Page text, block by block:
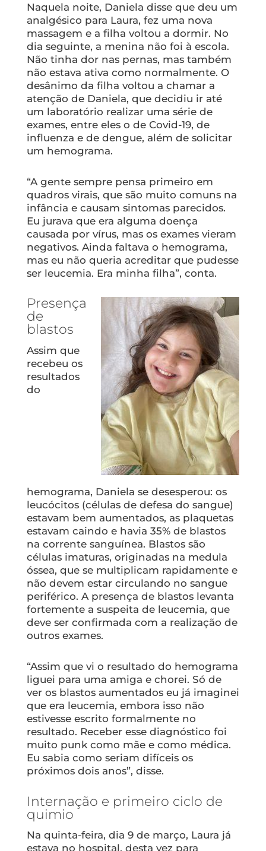
Naquela noite, Daniela disse que deu um
analgésico para Laura, fez uma nova
massagem e a filha voltou a dormir. No
dia seguinte, a menina não foi à escola.
Não tinha dor nas pernas, mas também
não estava ativa como normalmente. O
desânimo da filha voltou a chamar a
atenção de Daniela, que decidiu ir até
um laboratório realizar uma série de
exames, entre eles o de Covid-19, de
influenza e de dengue, além de solicitar
um hemograma.
“A gente sempre pensa primeiro em
quadros virais, que são muito comuns na
infância e causam sintomas parecidos.
Eu jurava que era alguma doença
causada por vírus, mas os exames vieram
negativos. Ainda faltava o hemograma,
mas eu não queria acreditar que pudesse
ser leucemia. Era minha filha”, conta.
Presença
de
blastos
Assim que
recebeu os
resultados
do
hemograma, Daniela se desesperou: os
leucócitos (células de defesa do sangue)
estavam bem aumentados, as plaquetas
estavam caindo e havia 35% de blastos
na corrente sanguínea. Blastos são
células imaturas, originadas na medula
óssea, que se multiplicam rapidamente e
não devem estar circulando no sangue
periférico. A presença de blastos levanta
fortemente a suspeita de leucemia, que
deve ser confirmada com a realização de
outros exames.
“Assim que vi o resultado do hemograma
liguei para uma amiga e chorei. Só de
ver os blastos aumentados eu já imaginei
que era leucemia, embora isso não
estivesse escrito formalmente no
resultado. Receber esse diagnóstico foi
muito punk como mãe e como médica.
Eu sabia como seriam difíceis os
próximos dois anos”, disse.
Internação e primeiro ciclo de
quimio
Na quinta-feira, dia 9 de março, Laura já
estava no hospital, desta vez para